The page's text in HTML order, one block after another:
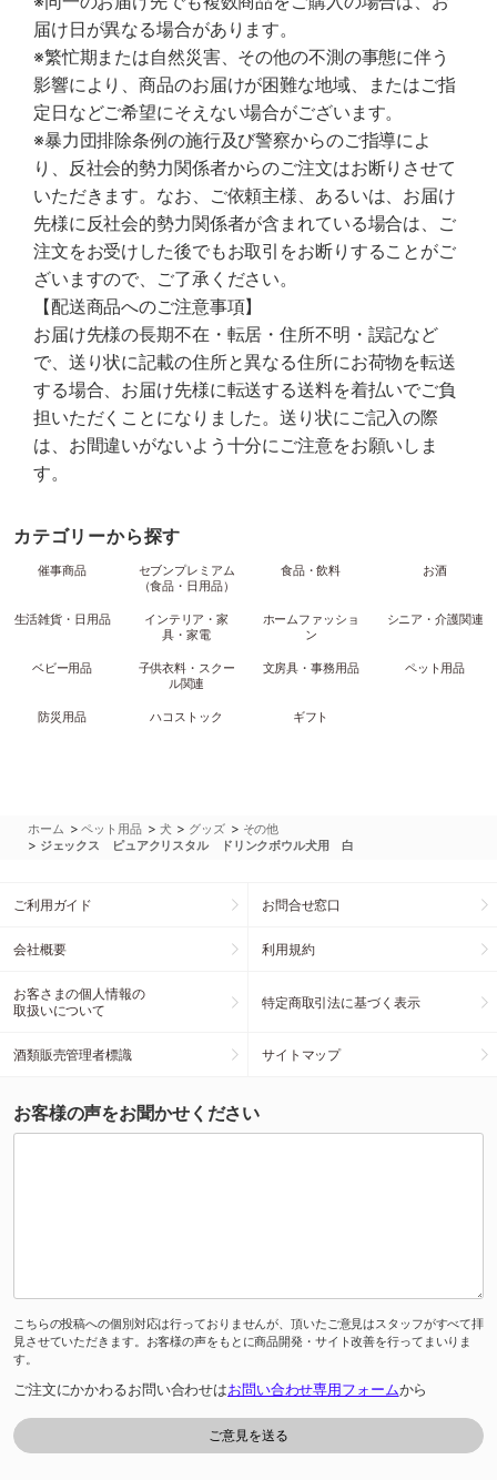
届け日が異なる場合があります。
※繁忙期または自然災害、その他の不測の事態に伴う
影響により、商品のお届けが困難な地域、またはご指
定日などご希望にそえない場合がございます。
※暴力団排除条例の施行及び警察からのご指導によ
り、反社会的勢力関係者からのご注文はお断りさせて
いただきます。なお、ご依頼主様、あるいは、お届け
先様に反社会的勢力関係者が含まれている場合は、ご
注文をお受けした後でもお取引をお断りすることがご
ざいますので、ご了承ください。
【配送商品へのご注意事項】
お届け先様の長期不在・転居・住所不明・誤記など
で、送り状に記載の住所と異なる住所にお荷物を転送
する場合、お届け先様に転送する送料を着払いでご負
担いただくことになりました。送り状にご記入の際
は、お間違いがないよう十分にご注意をお願いしま
す。
カテゴリーから探す
催事商品
セブンプレミアム
（食品・日用品）
食品・飲料 お酒
生活雑貨・日用品
インテリア・家
具・家電
ホームファッショ
ン
シニア・介護関連
ベビー用品
子供衣料・スクー
ル関連
文房具・事務用品 ペット用品
防災用品 ハコストック ギフト
ホーム >ペット用品 > 犬 > グッズ > その他
> ジェックス ピュアクリスタル ドリンクボウル犬用 白
ご利用ガイド お問合せ窓口
会社概要 利用規約
お客さまの個人情報の
取扱いについて
特定商取引法に基づく表示
酒類販売管理者標識 サイトマップ
お客様の声をお聞かせください
こちらの投稿への個別対応は行っておりませんが、頂いたご意見はスタッフがすべて拝
見させていただきます。お客様の声をもとに商品開発・サイト改善を行ってまいりま
す。
ご注文にかかわるお問い合わせはお問い合わせ専用フォームから